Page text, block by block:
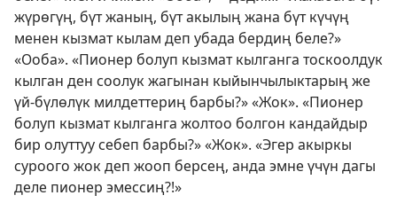
жүрөгүң, бүт жаның, бүт акылың жана бүт күчүң
менен кызмат кылам деп убада бердиң беле?»
«Ооба». «Пионер болуп кызмат кылганга тоскоолдук
кылган ден соолук жагынан кыйынчылыктарың же
үй-бүлөлүк милдеттериң барбы?» «Жок». «Пионер
болуп кызмат кылганга жолтоо болгон кандайдыр
бир олуттуу себеп барбы?» «Жок». «Эгер акыркы
суроого жок деп жооп берсең, анда эмне үчүн дагы
деле пионер эмессиң?!»